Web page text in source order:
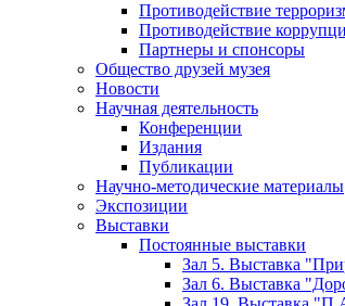
Противодействие
Противодействие
Партнеры и спонсоры
Общество друзей музея
Новости
Научная деятельность
Конференции
Издания
Публикации
Научно-методические материалы
Экспозиции
Выставки
Постоянные выставки
Зал 5. Выставка
Зал 6. Выставка